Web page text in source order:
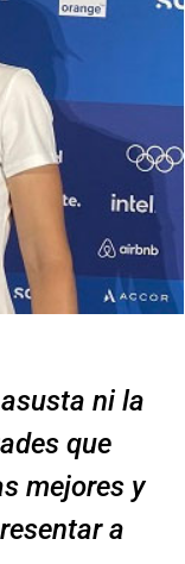
ni la
que
mejores y
a